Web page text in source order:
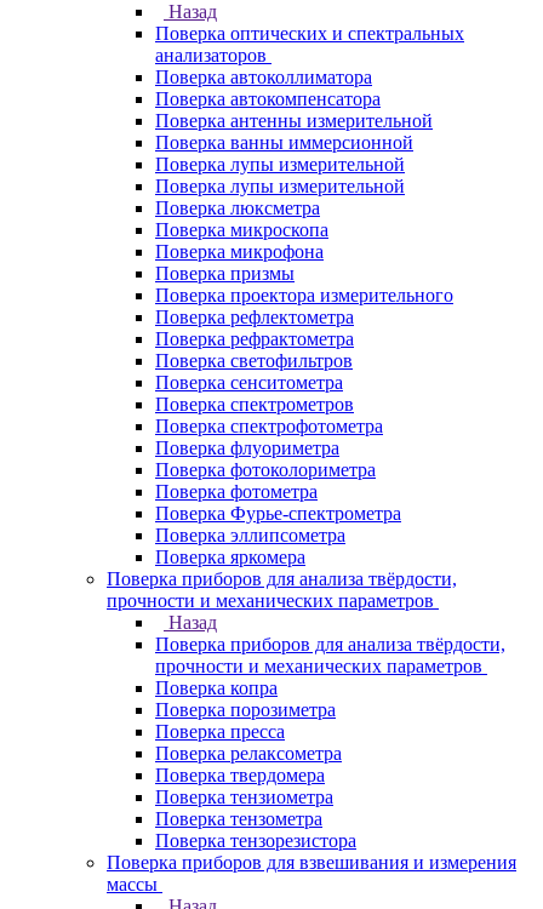
Назад
Поверка оптических и спектральных
анализаторов
Поверка автоколлиматора
Поверка автокомпенсатора
Поверка антенны измерительной
Поверка ванны иммерсионной
Поверка лупы измерительной
Поверка лупы измерительной
Поверка люксметра
Поверка микроскопа
Поверка микрофона
Поверка призмы
Поверка проектора измерительного
Поверка рефлектометра
Поверка рефрактометра
Поверка светофильтров
Поверка сенситометра
Поверка спектрометров
Поверка спектрофотометра
Поверка флуориметра
Поверка фотоколориметра
Поверка фотометра
Поверка Фурье-спектрометра
Поверка эллипсометра
Поверка яркомера
Поверка приборов для анализа твёрдости,
прочности и механических параметров
Назад
Поверка приборов для анализа твёрдости,
прочности и механических параметров
Поверка копра
Поверка порозиметра
Поверка пресса
Поверка релаксометра
Поверка твердомера
Поверка тензиометра
Поверка тензометра
Поверка тензорезистора
Поверка приборов для взвешивания и измерения
массы